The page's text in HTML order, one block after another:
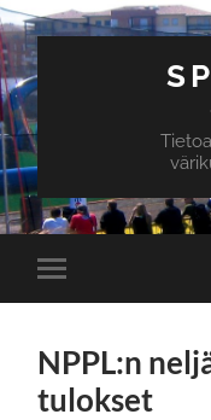
Toggle
mobile
NPPL:n
tulokset